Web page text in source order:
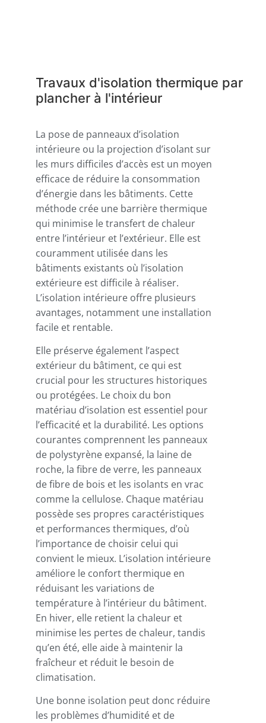
Travaux d'isolation thermique par
plancher à l'intérieur
La pose de panneaux d’isolation
intérieure ou la projection d’isolant sur
les murs difficiles d’accès est un moyen
efficace de réduire la consommation
d’énergie dans les bâtiments. Cette
méthode crée une barrière thermique
qui minimise le transfert de chaleur
entre l’intérieur et l’extérieur. Elle est
couramment utilisée dans les
bâtiments existants où l’isolation
extérieure est difficile à réaliser.
L’isolation intérieure offre plusieurs
avantages, notamment une installation
facile et rentable.
Elle préserve également l’aspect
extérieur du bâtiment, ce qui est
crucial pour les structures historiques
ou protégées. Le choix du bon
matériau d’isolation est essentiel pour
l’efficacité et la durabilité. Les options
courantes comprennent les panneaux
de polystyrène expansé, la laine de
roche, la fibre de verre, les panneaux
de fibre de bois et les isolants en vrac
comme la cellulose. Chaque matériau
possède ses propres caractéristiques
et performances thermiques, d’où
l’importance de choisir celui qui
convient le mieux. L’isolation intérieure
améliore le confort thermique en
réduisant les variations de
température à l’intérieur du bâtiment.
En hiver, elle retient la chaleur et
minimise les pertes de chaleur, tandis
qu’en été, elle aide à maintenir la
fraîcheur et réduit le besoin de
climatisation.
Une bonne isolation peut donc réduire
les problèmes d’humidité et de